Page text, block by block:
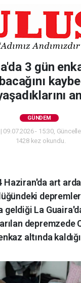
3 gün
GÜNDEM
09.07.2026 - 15:30,
1428 kez okundu.
Haziran'da art
geldiği La
depremzede
altında